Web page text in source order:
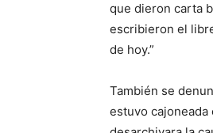
que dieron carta
escribieron el
de hoy.”
También se
estuvo